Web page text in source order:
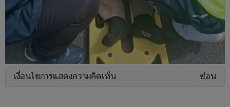
เงื่อนไขการแสดงความคิดเห็น ซ่อน